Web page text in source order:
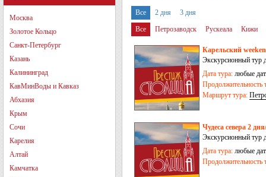
Москва
Золотое Кольцо
Санкт-Петербург
Казань
Калининград
КавМинВоды и Кавказ
Абхазия
Крым
Сочи
Карелия
Алтай
Камчатка
Все 2 дня
3 дня
Все
Петрозаводск Рускеала Кижи
Карельский
Экскурсионный тур
Дата тура: любые
Продолжительность
Маршрут тура:
Чудеса севера 2
Экскурсионный тур
Дата тура: любые
Продолжительность